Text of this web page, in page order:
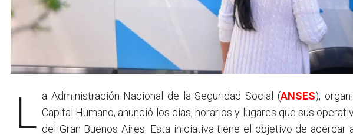
La Administración Nacional de la Seguridad Social (ANSES),
Capital Humano, anunció los días, horarios y lugares que sus
del Gran Buenos Aires. Esta iniciativa tiene el objetivo de